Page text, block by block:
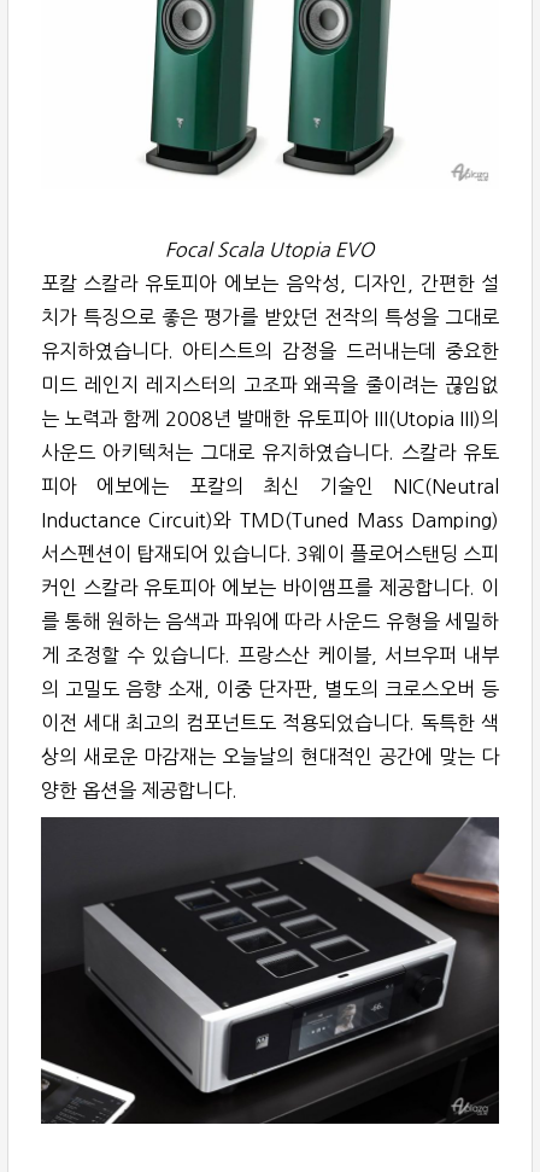
Focal Scala Utopia EVO
포칼 스칼라 유토피아 에보는 음악성, 디자인, 간편한 설
치가 특징으로 좋은 평가를 받았던 전작의 특성을 그대로
유지하였습니다. 아티스트의 감정을 드러내는데 중요한
미드 레인지 레지스터의 고조파 왜곡을 줄이려는 끊임없
는 노력과 함께 2008년 발매한 유토피아 III(Utopia III)의
사운드 아키텍처는 그대로 유지하였습니다. 스칼라 유토
피아 에보에는 포칼의 최신 기술인 NIC(Neutral
Inductance Circuit)와 TMD(Tuned Mass Damping)
서스펜션이 탑재되어 있습니다. 3웨이 플로어스탠딩 스피
커인 스칼라 유토피아 에보는 바이앰프를 제공합니다. 이
를 통해 원하는 음색과 파워에 따라 사운드 유형을 세밀하
게 조정할 수 있습니다. 프랑스산 케이블, 서브우퍼 내부
의 고밀도 음향 소재, 이중 단자판, 별도의 크로스오버 등
이전 세대 최고의 컴포넌트도 적용되었습니다. 독특한 색
상의 새로운 마감재는 오늘날의 현대적인 공간에 맞는 다
양한 옵션을 제공합니다.